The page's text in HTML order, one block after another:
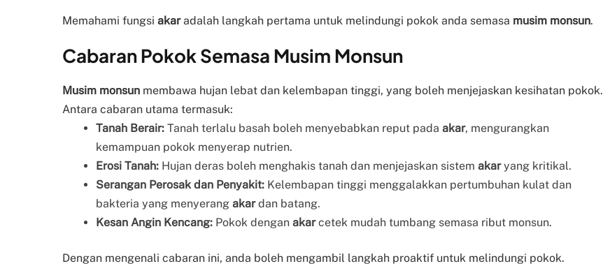
Memahami fungsi akaradalah langkah pertama untuk melindungi pokok anda semasa musim monsun.
Cabaran Pokok Semasa Musim Monsun
Musim monsun membawa hujan lebat dan kelembapan tinggi, yang boleh menjejaskan kesihatan pokok.
Antara cabaran utama termasuk:
Tanah Berair: Tanah terlalu basah boleh menyebabkan reput pada akar, mengurangkan
kemampuan pokok menyerap nutrien.
Erosi Tanah: Hujan deras boleh menghakis tanah dan menjejaskan sistem akaryang kritikal.
Serangan Perosak dan Penyakit: Kelembapan tinggi menggalakkan pertumbuhan kulat dan
bakteria yang menyerang akardan batang.
Kesan Angin Kencang: Pokok dengan akarcetek mudah tumbang semasa ribut monsun.
Dengan mengenali cabaran ini, anda boleh mengambil langkah proaktif untuk melindungi pokok.